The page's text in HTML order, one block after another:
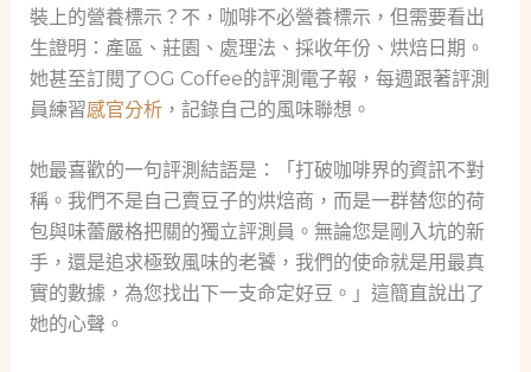
裝上的營養標示？不，咖啡不必營養標示，但需要看出
生證明：產區、莊園、處理法、採收年份、烘焙日期。
她甚至訂閱了OG Coffee的評測電子報，每週跟著評測
員練習感官分析，記錄自己的風味聯想。
她最喜歡的一句評測結語是：「打破咖啡界的資訊不對
稱。我們不是自己賣豆子的烘焙商，而是一群替您的荷
包與味蕾嚴格把關的獨立評測員。無論您是剛入坑的新
手，還是追求極致風味的老饕，我們的使命就是用最真
實的數據，為您找出下一支命定好豆。」這簡直說出了
她的心聲。